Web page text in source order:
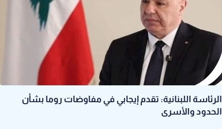
الرئاسة اللبنانية: تقدم إيجابي في مفاوضات روما بشأن
الحدود والأسرى